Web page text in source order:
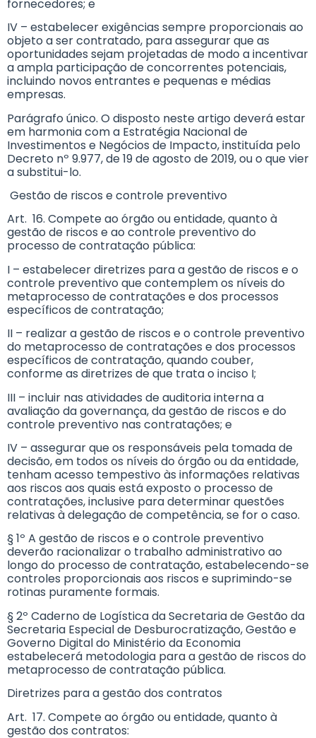
fornecedores; e
IV – estabelecer exigências sempre proporcionais ao
objeto a ser contratado, para assegurar que as
oportunidades sejam projetadas de modo a incentivar
a ampla participação de concorrentes potenciais,
incluindo novos entrantes e pequenas e médias
empresas.
Parágrafo único. O disposto neste artigo deverá estar
em harmonia com a Estratégia Nacional de
Investimentos e Negócios de Impacto, instituída pelo
Decreto nº 9.977, de 19 de agosto de 2019, ou o que vier
a substitui-lo.
Gestão de riscos e controle preventivo
Art. 16. Compete ao órgão ou entidade, quanto à
gestão de riscos e ao controle preventivo do
processo de contratação pública:
I – estabelecer diretrizes para a gestão de riscos e o
controle preventivo que contemplem os níveis do
metaprocesso de contratações e dos processos
específicos de contratação;
II – realizar a gestão de riscos e o controle preventivo
do metaprocesso de contratações e dos processos
específicos de contratação, quando couber,
conforme as diretrizes de que trata o inciso I;
III – incluir nas atividades de auditoria interna a
avaliação da governança, da gestão de riscos e do
controle preventivo nas contratações; e
IV – assegurar que os responsáveis pela tomada de
decisão, em todos os níveis do órgão ou da entidade,
tenham acesso tempestivo às informações relativas
aos riscos aos quais está exposto o processo de
contratações, inclusive para determinar questões
relativas à delegação de competência, se for o caso.
§ 1º A gestão de riscos e o controle preventivo
deverão racionalizar o trabalho administrativo ao
longo do processo de contratação, estabelecendo-se
controles proporcionais aos riscos e suprimindo-se
rotinas puramente formais.
§ 2º Caderno de Logística da Secretaria de Gestão da
Secretaria Especial de Desburocratização, Gestão e
Governo Digital do Ministério da Economia
estabelecerá metodologia para a gestão de riscos do
metaprocesso de contratação pública.
Diretrizes para a gestão dos contratos
Art. 17. Compete ao órgão ou entidade, quanto à
gestão dos contratos: